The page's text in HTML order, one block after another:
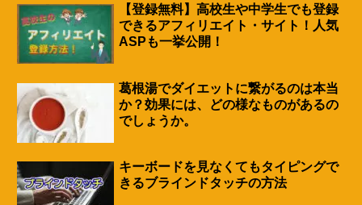
【登録無料】高校生や中学生でも登録
できるアフィリエイト・サイト！人気
ASPも一挙公開！
葛根湯でダイエットに繋がるのは本当
か？効果には、どの様なものがあるの
でしょうか。
キーボードを見なくてもタイピングで
きるブラインドタッチの方法